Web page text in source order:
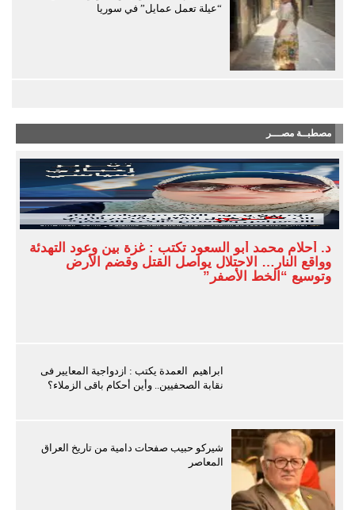
“عيلة تعمل عمايل” في سوريا
مصطبــة مصـــر
د. أحلام محمد أبو السعود تكتب : غزة بين وعود التهدئة
وواقع النار… الاحتلال يواصل القتل وقضم الأرض
وتوسيع “الخط الأصفر”
ابراهيم العمدة يكتب : ازدواجية المعايير فى
نقابة الصحفيين.. وأين أحكام باقى الزملاء؟
شيركو حبيب صفحات دامية من تاريخ العراق
المعاصر